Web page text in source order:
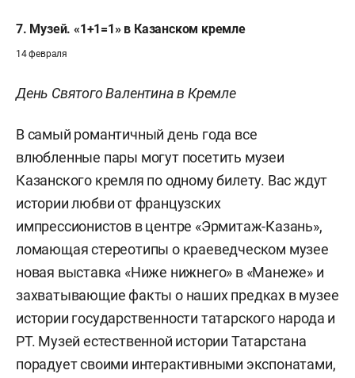
7. Музей. «1+1=1» в Казанском кремле
14 февраля
День Святого Валентина в Кремле
В самый романтичный день года все
влюбленные пары могут посетить музеи
Казанского кремля по одному билету. Вас ждут
истории любви от французских
импрессионистов в центре «Эрмитаж-Казань»,
ломающая стереотипы о краеведческом музее
новая выставка «Ниже нижнего» в «Манеже» и
захватывающие факты о наших предках в музее
истории государственности татарского народа и
РТ. Музей естественной истории Татарстана
порадует своими интерактивными экспонатами,